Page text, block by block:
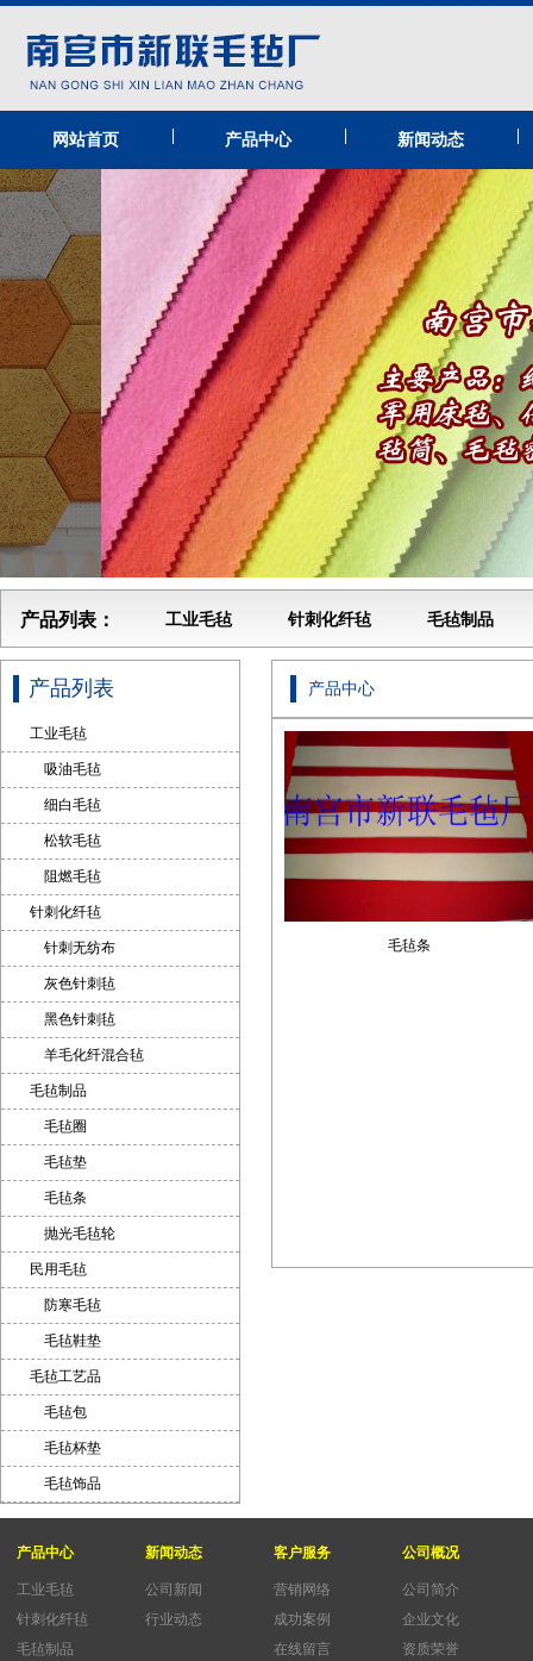
网站首页 产品中心 新闻动态
产品列表： 工业毛毡 针刺化纤毡 毛毡制品
产品列表
工业毛毡
吸油毛毡
细白毛毡
松软毛毡
阻燃毛毡
针刺化纤毡
针刺无纺布
灰色针刺毡
黑色针刺毡
羊毛化纤混合毡
毛毡制品
毛毡圈
毛毡垫
毛毡条
抛光毛毡轮
民用毛毡
防寒毛毡
毛毡鞋垫
毛毡工艺品
毛毡包
毛毡杯垫
毛毡饰品
产品中心
毛毡条
产品中心
工业毛毡
针刺化纤毡
毛毡制品
新闻动态
公司新闻
行业动态
客户服务
营销网络
成功案例
在线留言
公司概况
公司简介
企业文化
资质荣誉